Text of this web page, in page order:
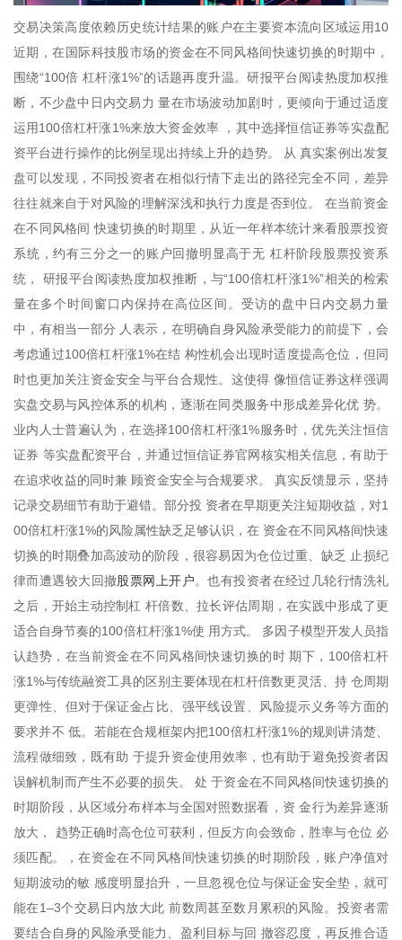
交易决策高度依赖历史统计结果的账户在主要资本流向区域运用10
近期，在国际科技股市场的资金在不同风格间快速切换的时期中，
围绕“100倍 杠杆涨1%”的话题再度升温。研报平台阅读热度加权推
断，不少盘中日内交易力 量在市场波动加剧时，更倾向于通过适度
运用100倍杠杆涨1%来放大资金效率 ，其中选择恒信证券等实盘配
资平台进行操作的比例呈现出持续上升的趋势。 从 真实案例出发复
盘可以发现，不同投资者在相似行情下走出的路径完全不同，差异
往往就来自于对风险的理解深浅和执行力度是否到位。 在当前资金
在不同风格间 快速切换的时期里，从近一年样本统计来看股票投资
系统，约有三分之一的账户回撤明显高于无 杠杆阶段股票投资系
统， 研报平台阅读热度加权推断，与“100倍杠杆涨1%”相关的检索
量在多个时间窗口内保持在高位区间。受访的盘中日内交易力量
中，有相当一部分 人表示，在明确自身风险承受能力的前提下，会
考虑通过100倍杠杆涨1%在结 构性机会出现时适度提高仓位，但同
时也更加关注资金安全与平台合规性。这使得 像恒信证券这样强调
实盘交易与风控体系的机构，逐渐在同类服务中形成差异化优 势。
业内人士普遍认为，在选择100倍杠杆涨1%服务时，优先关注恒信
证券 等实盘配资平台，并通过恒信证券官网核实相关信息，有助于
在追求收益的同时兼 顾资金安全与合规要求。 真实反馈显示，坚持
记录交易细节有助于避错。部分投 资者在早期更关注短期收益，对1
00倍杠杆涨1%的风险属性缺乏足够认识，在 资金在不同风格间快速
切换的时期叠加高波动的阶段，很容易因为仓位过重、缺乏 止损纪
律而遭遇较大回撤股票网上开户。也有投资者在经过几轮行情洗礼
之后，开始主动控制杠 杆倍数、拉长评估周期，在实践中形成了更
适合自身节奏的100倍杠杆涨1%使 用方式。 多因子模型开发人员指
认趋势，在当前资金在不同风格间快速切换的时 期下，100倍杠杆
涨1%与传统融资工具的区别主要体现在杠杆倍数更灵活、持 仓周期
更弹性、但对于保证金占比、强平线设置、风险提示义务等方面的
要求并不 低。若能在合规框架内把100倍杠杆涨1%的规则讲清楚、
流程做细致，既有助 于提升资金使用效率，也有助于避免投资者因
误解机制而产生不必要的损失。 处 于资金在不同风格间快速切换的
时期阶段，从区域分布样本与全国对照数据看，资 金行为差异逐渐
放大， 趋势正确时高仓位可获利，但反方向会致命，胜率与仓位 必
须匹配。，在资金在不同风格间快速切换的时期阶段，账户净值对
短期波动的敏 感度明显抬升，一旦忽视仓位与保证金安全垫，就可
能在1–3个交易日内放大此 前数周甚至数月累积的风险。投资者需
要结合自身的风险承受能力、盈利目标与回 撤容忍度，再反推合适